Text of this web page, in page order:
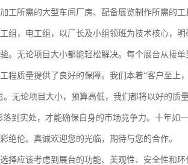
工所需的大型车间厂房、配备展览制作所需的
组，电工组，以厂长及小组领班为技术核心，
。无论项目大小都能轻松解决。每个展台从接
质量提供了良好的保障。我们本着“客户至上
无论项目大小，预算高低，我们都将以好的质
到实处，才能确保自身的市场竞争力。十年如
绝伦。真诚欢迎您的光临，期待与您的合作。
择应该考虑到展台的功能、美观性、安全性和